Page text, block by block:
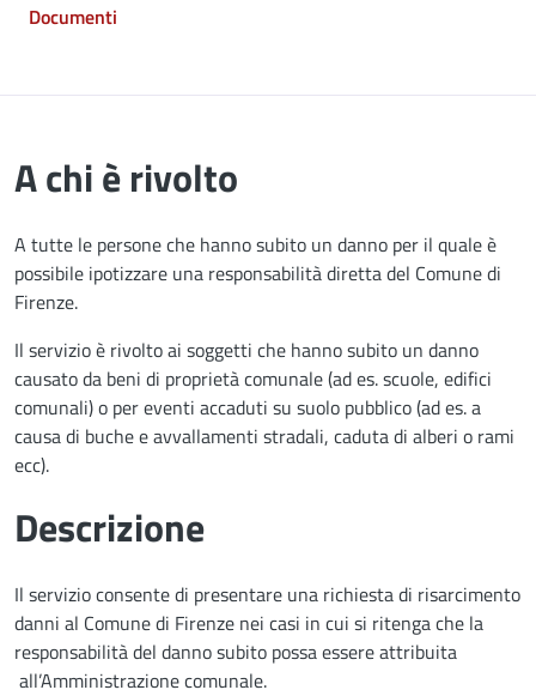
Documenti
A chi è rivolto
A tutte le persone che hanno subito un danno per il quale è
possibile ipotizzare una responsabilità diretta del Comune di
Firenze.
Il servizio è rivolto ai soggetti che hanno subito un danno
causato da beni di proprietà comunale (ad es. scuole, edifici
comunali) o per eventi accaduti su suolo pubblico (ad es. a
causa di buche e avvallamenti stradali, caduta di alberi o rami
ecc).
Descrizione
Il servizio consente di presentare una richiesta di risarcimento
danni al Comune di Firenze nei casi in cui si ritenga che la
responsabilità del danno subito possa essere attribuita
all’Amministrazione comunale.